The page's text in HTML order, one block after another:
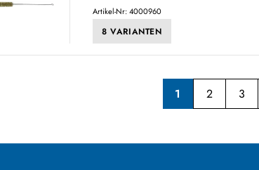
Artikel-Nr: 4000960
8 VARIANTEN
1 2 3